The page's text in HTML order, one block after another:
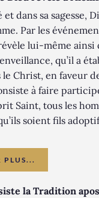
et dans sa sagesse,
Par les
lui-même ainsi
qu’il a
Christ, en faveur
à faire
Saint, tous les
soient fils
PLUS...
la Tradition